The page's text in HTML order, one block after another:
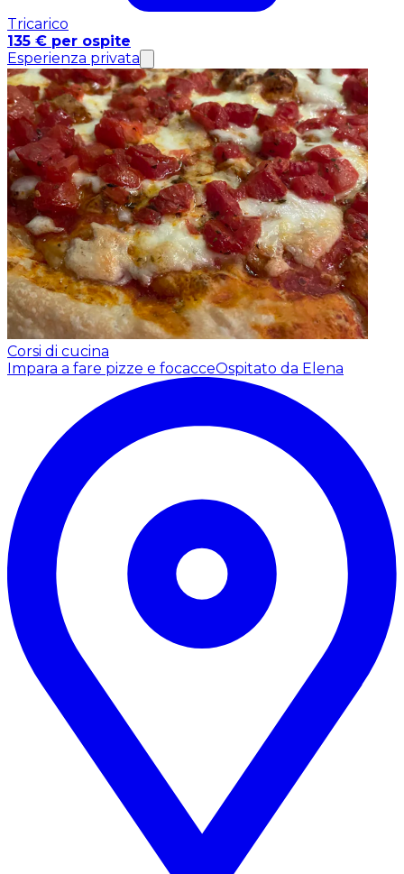
Tricarico
135 € per ospite
Esperienza privata
Corsi di cucina
Impara a fare pizze e focacceOspitato da Elena